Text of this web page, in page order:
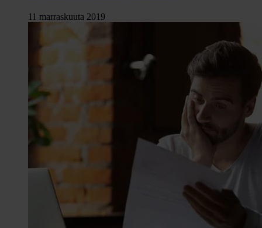
11 marraskuuta 2019